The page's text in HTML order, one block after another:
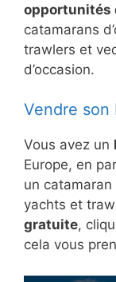
opportunités
catamarans
trawlers et
d’occasion.
Vendre son
Vous avez un
Europe, en
un
yachts et
gratuite,
cela vous